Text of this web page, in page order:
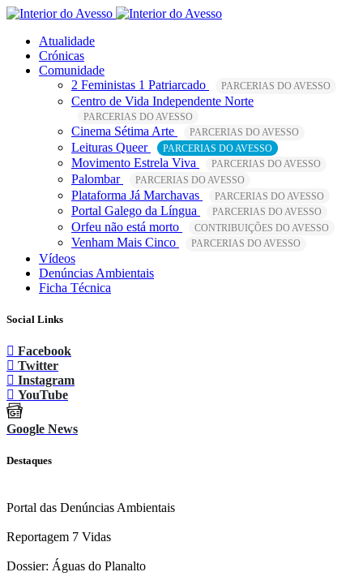
Atualidade
Crónicas
Comunidade
2 Feministas 1 Patriarcado
PARCERIAS DO AVESSO
Centro de Vida Independente Norte
PARCERIAS DO AVESSO
Cinema Sétima Arte PARCERIAS DO AVESSO
Leituras Queer PARCERIAS DO AVESSO
Movimento Estrela Viva PARCERIAS DO AVESSO
Palombar PARCERIAS DO AVESSO
Plataforma Já Marchavas PARCERIAS DO AVESSO
Portal Galego da Língua PARCERIAS DO AVESSO
Orfeu não está morto CONTRIBUIÇÕES DO AVESSO
Venham Mais Cinco PARCERIAS DO AVESSO
Vídeos
Denúncias Ambientais
Ficha Técnica
Social Links
Facebook
Twitter
Instagram
YouTube
Google News
Destaques
Portal das Denúncias Ambientais
Reportagem 7 Vidas
Dossier: Águas do Planalto